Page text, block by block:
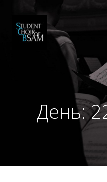
День: